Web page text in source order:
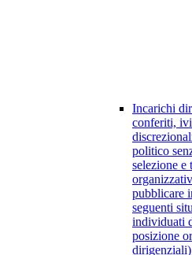
Incarichi
conferiti,
politico
selezione
pubblicare
seguenti
individuati
posizione
dirigenziali)